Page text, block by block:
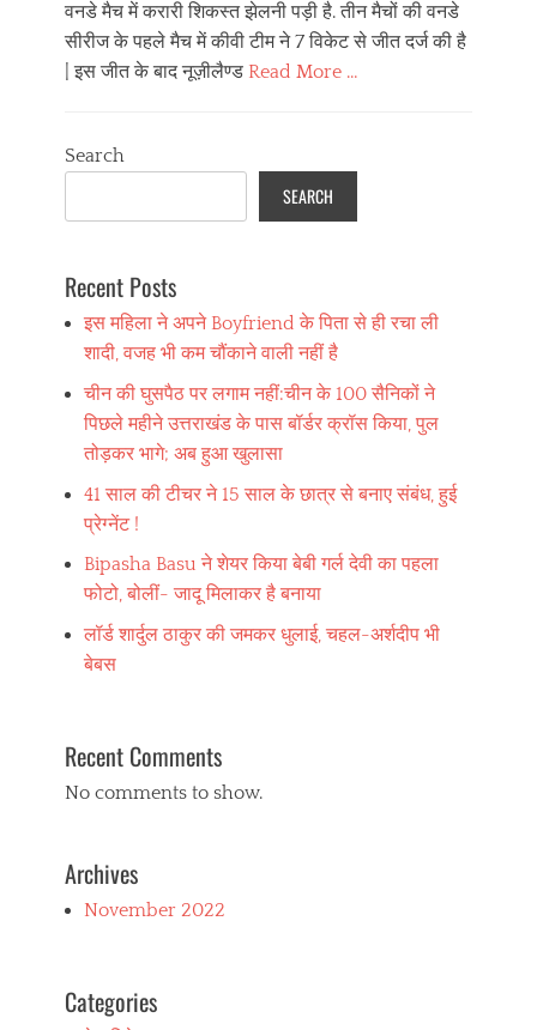
वनडे मैच में करारी शिकस्त झेलनी पड़ी है. तीन मैचों की वनडे
सीरीज के पहले मैच में कीवी टीम ने 7 विकेट से जीत दर्ज की है
| इस जीत के बाद नूज़ीलैण्ड Read More …
र्ट्स
Search
SEARCH
Recent Posts
इस महिला ने अपने Boyfriend के पिता से ही रचा ली
शादी, वजह भी कम चौंकाने वाली नहीं है
चीन की घुसपैठ पर लगाम नहीं:चीन के 100 सैनिकों ने
पिछले महीने उत्तराखंड के पास बॉर्डर क्रॉस किया, पुल
तोड़कर भागे; अब हुआ खुलासा
41 साल की टीचर ने 15 साल के छात्र से बनाए संबंध, हुई
प्रेग्नेंट !
Bipasha Basu ने शेयर किया बेबी गर्ल देवी का पहला
फोटो, बोलीं- जादू मिलाकर है बनाया
लॉर्ड शार्दुल ठाकुर की जमकर धुलाई, चहल-अर्शदीप भी
बेबस
Recent Comments
No comments to show.
Archives
November 2022
Categories